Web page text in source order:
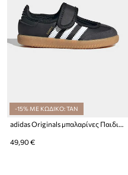
-15% ΜΕ ΚΩΔΙΚΟ: TAN
adidas Originals μπαλαρίνες Παιδικές SAMBA JANE
49,90 €